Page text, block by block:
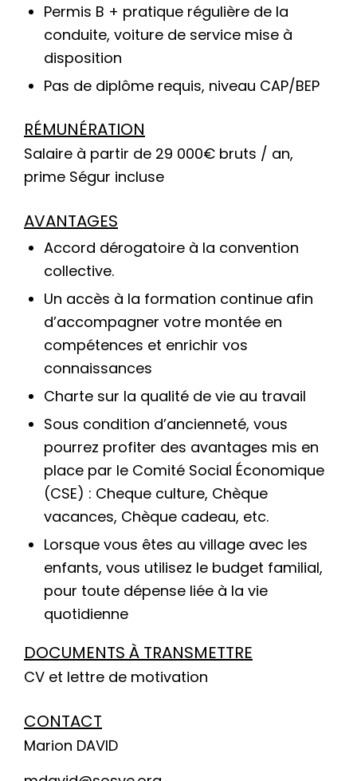
Permis B + pratique régulière de la
conduite, voiture de service mise à
disposition
Pas de diplôme requis, niveau CAP/BEP
RÉMUNÉRATION
Salaire à partir de 29 000€ bruts / an,
prime Ségur incluse
AVANTAGES
Accord dérogatoire à la convention
collective.
Un accès à la formation continue afin
d’accompagner votre montée en
compétences et enrichir vos
connaissances
Charte sur la qualité de vie au travail
Sous condition d’ancienneté, vous
pourrez profiter des avantages mis en
place par le Comité Social Économique
(CSE) : Cheque culture, Chèque
vacances, Chèque cadeau, etc.
Lorsque vous êtes au village avec les
enfants, vous utilisez le budget familial,
pour toute dépense liée à la vie
quotidienne
DOCUMENTS À TRANSMETTRE
CV et lettre de motivation
CONTACT
Marion DAVID